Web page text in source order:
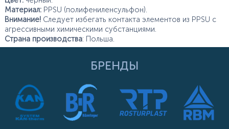
Материал:PPSU (полифениленсульфон).
Внимание! Следует избегать контакта элементов из PPSU с
агрессивными химическими субстанциями.
Страна производства: Польша.
БРЕНДЫ